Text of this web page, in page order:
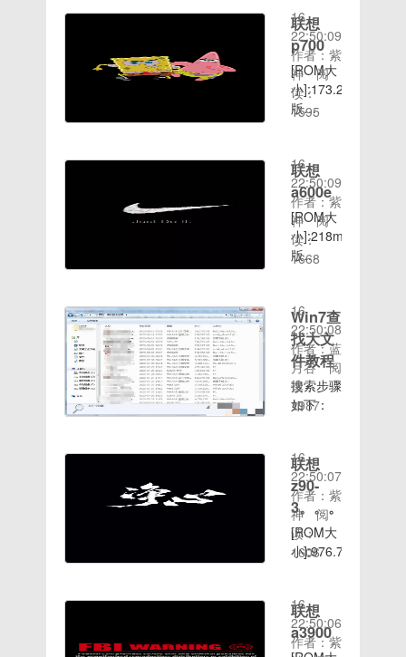
系统备份
工具如何
使用呢？
有先见之
明的小伙
伴都会想
具备份一
下系统，
这样就可
以任性操
作电脑，
就算出现
将备份的
系统还原
就可以
啦。我给
大家整理
了系统备
图文教
程，一起
来了解一
下吧系统
备份工具
备份系统
吧一键重
装系统工
具，其中
到了我们
联想
A760上
面，完美
的乐蛙
OS5，我
拥有，完
美支持双
卡双待，
你还等什
么？刷起
来吧【联
绍】1、
基于最新
的乐蛙
OS6新系
统移植适
配；2、
限；3、
完美修复
WIFI、
相机等
BUG，
暂未发现
BUG；
4、完美
支持双卡
增加了沉
浸状态栏
4.精简官
方定制软
件5.新增
快速输入
字母组合
的功能6.
加入
INIT.D启
动和V6
优化脚本
入8.sony
图像显示
引擎9.触
摸滚动优
化,媒体
流优
优化,虚
拟机性能
调优百度
链
接:http://d.7to.cn/
优化内存
占用，更
加流畅全
局odex
化包过
fromework
玩游戏更
加流畅提
高VM 虚
拟堆大
小; 重新
调整构架
标签字体
调大及下
调框颜色
内核加入
强效V6
脚本提高
度对内核
进行了重
新的算
法，速度
更流畅提
高 JPG
显示JPG
图片效果
更好其他
联想
p700
[ROM大
小]:173.21mb[ROM
版
乐蛙OS5
完美稳定
版
Ver14.6.19
温馨提
示:本次
必双清系
统再刷入
完整包，
否则会造
成系统异
常，本次
支持OTA
升级。百
度链
接:http://d.7to.cn/
16
22:50:09
作者：紫
神
阅
读：
1595
联想
a600e
[ROM大
小]:218mb[ROM
版
特色功
能: 修复
了官方设
置
BUG，
优化省电
日常使用
新增功
能：添加
杜比音效
补丁，非
常给力的
BUG修
正 ：修
复高级设
16
22:50:09
作者：紫
神
阅
读：
1668
Win7查
找大文
件教程
搜索步骤
如下：
管理器
（我的电
脑）；点
击右上角
的搜索
（进入到
哪个，如
果不进磁
盘搜索整
16
22:50:08
作者：蓝
月谷
阅
读：
1987
联想
z90-
3。。。。。！
[ROM大
小]:976.72mb[ROM
介绍］:
刷前须
知：请保
16
22:50:07
作者：紫
神
阅
读：
1606
联想
a3900
16
22:50:06
作者：紫